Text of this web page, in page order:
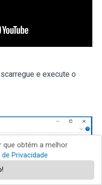
e execute o
que obtém a melhor
de Privacidade